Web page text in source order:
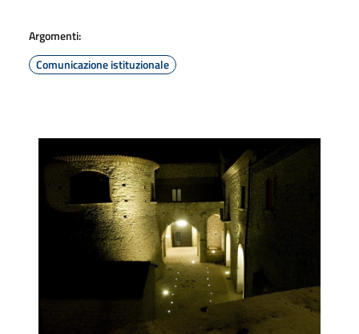
Argomenti:
Comunicazione istituzionale